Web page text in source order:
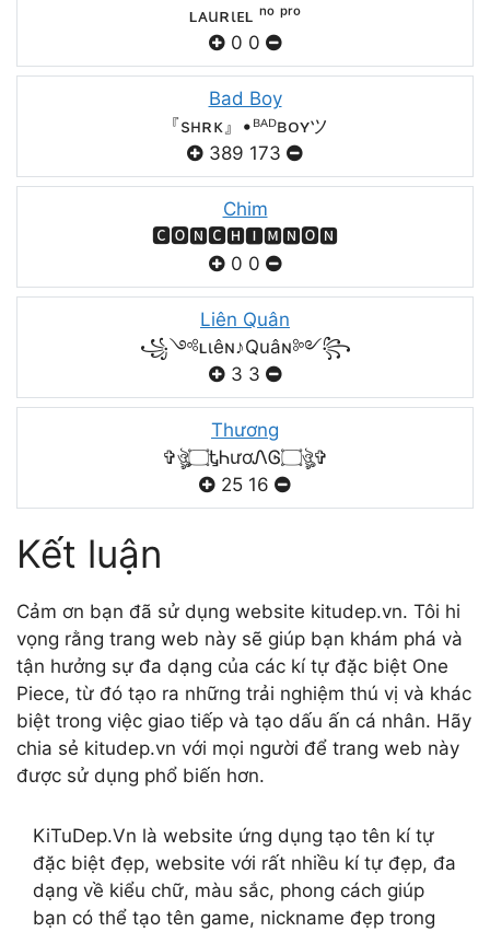
ʟᴀuʀιᴇʟ ⁿᵒ ᵖʳᵒ
0 0
Bad Boy
『sʜʀᴋ』•ᴮᴬᴰʙᴏʏツ
389 173
Chim
🅲🅾🅽🅲🅷🅸🅼🅽🅾🅽
0 0
Liên Quân
꧁༺ʟιêɴ♪Quâɴ༻꧂
3 3
Thương
✞ঔৣ۝ᎿᏂươᏁᎶ۝ঔৣ✞
25 16
Kết luận
Cảm ơn bạn đã sử dụng website kitudep.vn. Tôi hi
vọng rằng trang web này sẽ giúp bạn khám phá và
tận hưởng sự đa dạng của các kí tự đặc biệt One
Piece, từ đó tạo ra những trải nghiệm thú vị và khác
biệt trong việc giao tiếp và tạo dấu ấn cá nhân. Hãy
chia sẻ kitudep.vn với mọi người để trang web này
được sử dụng phổ biến hơn.
KiTuDep.Vn là website ứng dụng tạo tên kí tự
đặc biệt đẹp, website với rất nhiều kí tự đẹp, đa
dạng về kiểu chữ, màu sắc, phong cách giúp
bạn có thể tạo tên game, nickname đẹp trong